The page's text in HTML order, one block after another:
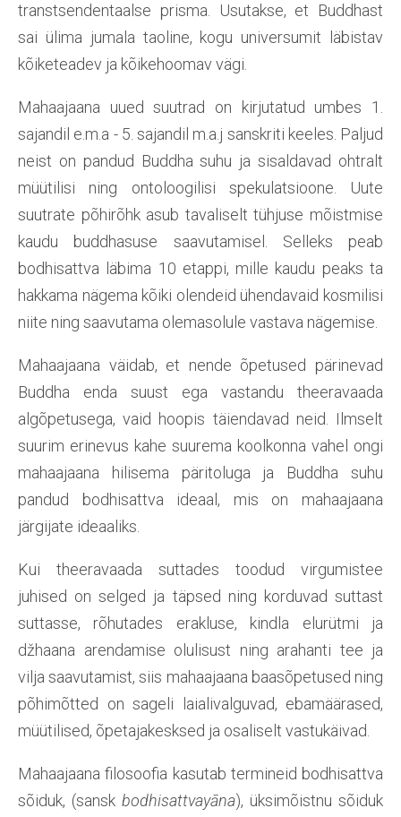
transtsendentaalse prisma. Usutakse, et Buddhast
sai ülima jumala taoline, kogu universumit läbistav
kõiketeadev ja kõikehoomav vägi.
Mahaajaana uued suutrad on kirjutatud umbes 1.
sajandil e.m.a - 5. sajandil m.a.j sanskriti keeles. Paljud
neist on pandud Buddha suhu ja sisaldavad ohtralt
müütilisi ning ontoloogilisi spekulatsioone. Uute
suutrate põhirõhk asub tavaliselt tühjuse mõistmise
kaudu buddhasuse saavutamisel. Selleks peab
bodhisattva läbima 10 etappi, mille kaudu peaks ta
hakkama nägema kõiki olendeid ühendavaid kosmilisi
niite ning saavutama olemasolule vastava nägemise.
Mahaajaana väidab, et nende õpetused pärinevad
Buddha enda suust ega vastandu theeravaada
algõpetusega, vaid hoopis täiendavad neid. Ilmselt
suurim erinevus kahe suurema koolkonna vahel ongi
mahaajaana hilisema päritoluga ja Buddha suhu
pandud bodhisattva ideaal, mis on mahaajaana
järgijate ideaaliks.
Kui theeravaada suttades toodud virgumistee
juhised on selged ja täpsed ning korduvad suttast
suttasse, rõhutades erakluse, kindla elurütmi ja
džhaana arendamise olulisust ning arahanti tee ja
vilja saavutamist, siis mahaajaana baasõpetused ning
põhimõtted on sageli laialivalguvad, ebamäärased,
müütilised, õpetajakesksed ja osaliselt vastukäivad.
Mahaajaana filosoofia kasutab termineid bodhisattva
sõiduk, (sansk bodhisattvayāna), üksimõistnu sõiduk